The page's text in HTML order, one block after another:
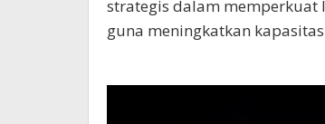
strategis dalam memperkuat
guna meningkatkan